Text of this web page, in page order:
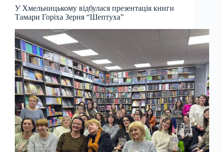
У Хмельницькому відбулася презентація книги
Тамари Горіха Зерня “Шептуха”